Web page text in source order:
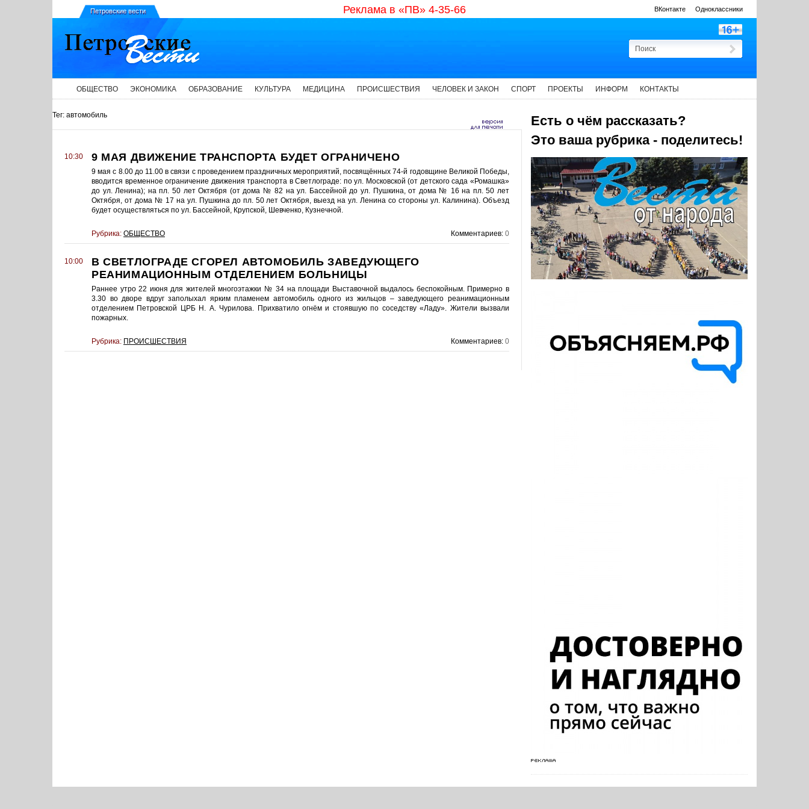
Петровские вести Реклама в «ПВ» 4-35-66 ВКонтакте Одноклассники
ОБЩЕСТВО ЭКОНОМИКА ОБРАЗОВАНИЕ КУЛЬТУРА МЕДИЦИНА ПРОИСШЕСТВИЯ ЧЕЛОВЕК И ЗАКОН СПОРТ ПРОЕКТЫ ИНФОРМ КОНТАКТЫ
Тег: автомобиль
10:30 9 МАЯ ДВИЖЕНИЕ ТРАНСПОРТА БУДЕТ ОГРАНИЧЕНО
9 мая с 8.00 до 11.00 в связи с проведением праздничных мероприятий, посвящённых 74-й годовщине Великой Победы,
вводится временное ограничение движения транспорта в Светлограде: по ул. Московской (от детского сада «Ромашка»
до ул. Ленина); на пл. 50 лет Октября (от дома № 82 на ул. Бассейной до ул. Пушкина, от дома № 16 на пл. 50 лет
Октября, от дома № 17 на ул. Пушкина до пл. 50 лет Октября, выезд на ул. Ленина со стороны ул. Калинина). Объезд
будет осуществляться по ул. Бассейной, Крупской, Шевченко, Кузнечной.
Рубрика: ОБЩЕСТВО Комментариев: 0
10:00
В СВЕТЛОГРАДЕ СГОРЕЛ АВТОМОБИЛЬ ЗАВЕДУЮЩЕГО
РЕАНИМАЦИОННЫМ ОТДЕЛЕНИЕМ БОЛЬНИЦЫ
Раннее утро 22 июня для жителей многоэтажки № 34 на площади Выставочной выдалось беспокойным. Примерно в
3.30 во дворе вдруг заполыхал ярким пламенем автомобиль одного из жильцов – заведующего реанимационным
отделением Петровской ЦРБ Н. А. Чурилова. Прихватило огнём и стоявшую по соседству «Ладу». Жители вызвали
пожарных.
Рубрика: ПРОИСШЕСТВИЯ Комментариев: 0
Есть о чём рассказать?
Это ваша рубрика - поделитесь!